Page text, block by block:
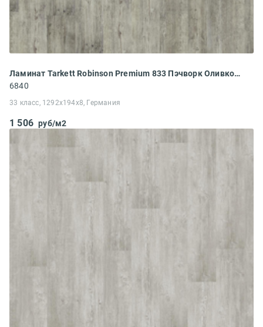
Ламинат Tarkett Robinson Premium 833 Пэчворк Оливковый
6840
33 класс, 1292x194x8, Германия
1 506 руб/м2